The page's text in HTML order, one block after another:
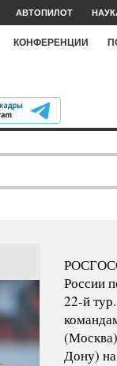
АВТОПИЛОТ
КОНФЕРЕНЦИИ
России
22-й
Дону)